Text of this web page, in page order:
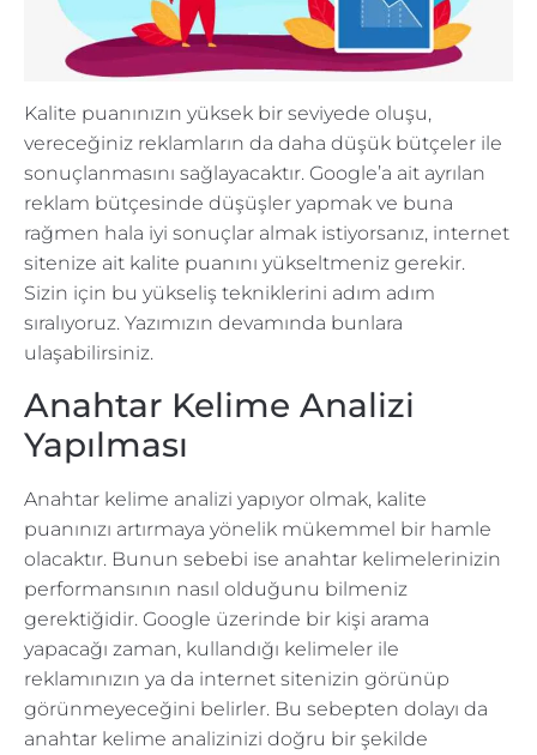
Kalite puanınızın yüksek bir seviyede oluşu,
vereceğiniz reklamların da daha düşük bütçeler ile
sonuçlanmasını sağlayacaktır. Google’a ait ayrılan
reklam bütçesinde düşüşler yapmak ve buna
rağmen hala iyi sonuçlar almak istiyorsanız, internet
sitenize ait kalite puanını yükseltmeniz gerekir.
Sizin için bu yükseliş tekniklerini adım adım
sıralıyoruz. Yazımızın devamında bunlara
ulaşabilirsiniz.
Anahtar Kelime Analizi
Yapılması
Anahtar kelime analizi yapıyor olmak, kalite
puanınızı artırmaya yönelik mükemmel bir hamle
olacaktır. Bunun sebebi ise anahtar kelimelerinizin
performansının nasıl olduğunu bilmeniz
gerektiğidir. Google üzerinde bir kişi arama
yapacağı zaman, kullandığı kelimeler ile
reklamınızın ya da internet sitenizin görünüp
görünmeyeceğini belirler. Bu sebepten dolayı da
anahtar kelime analizinizi doğru bir şekilde